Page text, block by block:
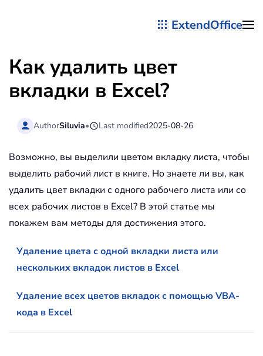
ExtendOffice
Как удалить цвет
вкладки в Excel?
AuthorSiluvia• Last modified2025-08-26
Возможно, вы выделили цветом вкладку листа, чтобы
выделить рабочий лист в книге. Но знаете ли вы, как
удалить цвет вкладки с одного рабочего листа или со
всех рабочих листов в Excel? В этой статье мы
покажем вам методы для достижения этого.
Удаление цвета с одной вкладки листа или
нескольких вкладок листов в Excel
Удаление всех цветов вкладок с помощью VBA-
кода в Excel